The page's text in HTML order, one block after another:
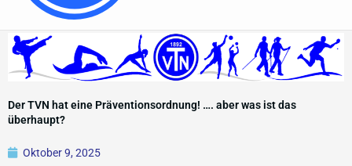
Der TVN hat eine Präventionsordnung! …. aber was ist das
überhaupt?
Oktober 9, 2025